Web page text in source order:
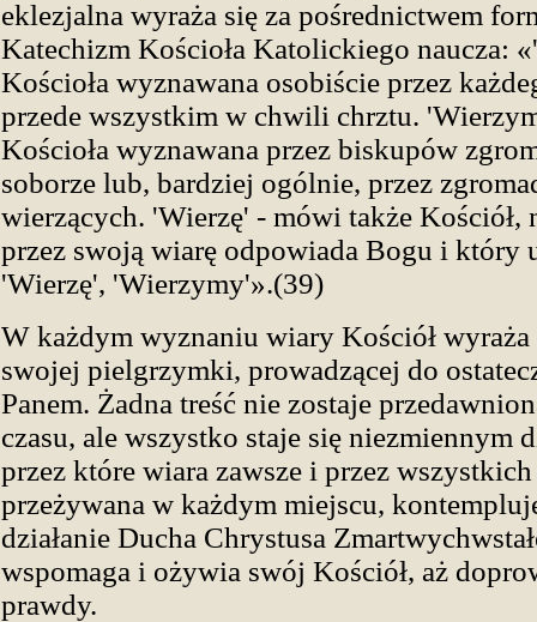
eklezjalna wyraża się za pośrednictwem
Katechizm Kościoła Katolickiego naucza:
Kościoła wyznawana osobiście przez
przede wszystkim w chwili chrztu.
Kościoła wyznawana przez biskupów
soborze lub, bardziej ogólnie, przez
wierzących. 'Wierzę' - mówi także Kościół,
przez swoją wiarę odpowiada Bogu i który
'Wierzę', 'Wierzymy'».(39)
W każdym wyznaniu wiary Kościół
swojej pielgrzymki, prowadzącej do
Panem. Żadna treść nie zostaje
czasu, ale wszystko staje się niezmiennym
przez które wiara zawsze i przez
przeżywana w każdym miejscu,
działanie Ducha Chrystusa
wspomaga i ożywia swój Kościół, aż
prawdy.